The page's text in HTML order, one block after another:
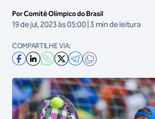
Por Comitê Olímpico do Brasil
19 de jul, 2023 às 05:00 | 3 min de leitura
COMPARTILHE VIA: